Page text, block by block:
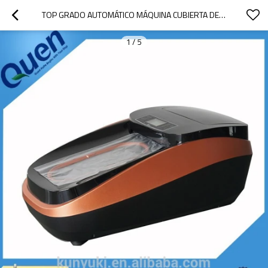
TOP GRADO AUTOMÁTICO MÁQUINA CUBIERTA DE LA ZAPATA PARA CLÍNICA
1/5